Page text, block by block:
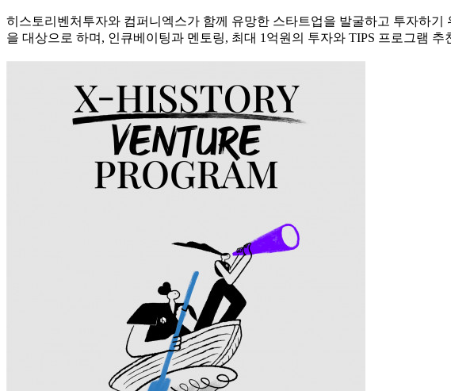
히스토리벤처투자와 컴퍼니엑스가 함께 유망한 스타트업을 발굴하고 투자하
을 대상으로 하며, 인큐베이팅과 멘토링, 최대 1억원의 투자와 TIPS 프로그램